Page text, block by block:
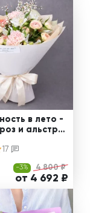
в лето -
и альстро
17
-3% 4 800 ₽
от 4 692 ₽